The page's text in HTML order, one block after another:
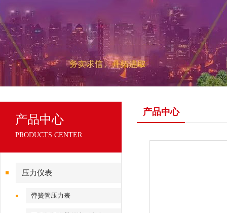
产品中心
PRODUCTS CENTER
压力仪表
弹簧管压力表
产品中心